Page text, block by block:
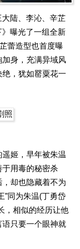
陆、李沁、辛芷
曝光了一组全新
蕾造型也首度曝
身，充满异域风
，犹如罂粟花一
姬，早年被朱温
用毒的秘密杀
却也隐藏着不为
”同为朱温(丁勇岱
，相似的经历让他
只要一个眼神就